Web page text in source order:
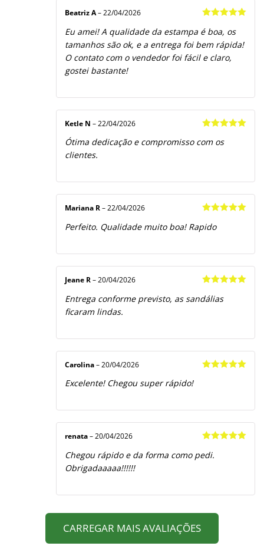
de 5
Beatriz A– 22/04/2026
Eu amei! A qualidade da estampa é boa, os
tamanhos são ok, e a entrega foi bem rápida!
O contato com o vendedor foi fácil e claro,
gostei bastante!
de 5
Ketle N – 22/04/2026
Ótima dedicação e compromisso com os
clientes.
de 5
Mariana R – 22/04/2026
Perfeito. Qualidade muito boa! Rapido
de 5
Jeane R – 20/04/2026
Entrega conforme previsto, as sandálias
ficaram lindas.
Carolina – 20/04/2026
Excelente! Chegou super rápido!
de 5
renata – 20/04/2026
Chegou rápido e da forma como pedi.
Obrigadaaaaa!!!!!!
CARREGAR MAIS AVALIAÇÕES